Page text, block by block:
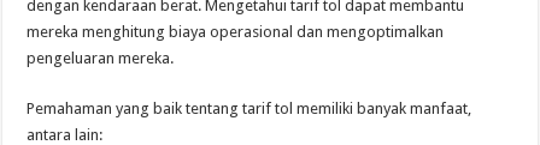
dengan kendaraan berat. Mengetahui tarif tol dapat membantu
mereka menghitung biaya operasional dan mengoptimalkan
pengeluaran mereka.
Pemahaman yang baik tentang tarif tol memiliki banyak manfaat,
antara lain: